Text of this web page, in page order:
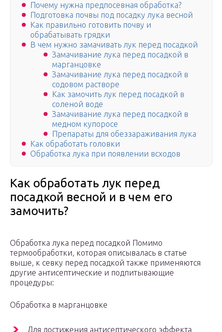
Почему нужна предпосевная обработка?
Подготовка почвы под посадку лука весной
Как правильно готовить почву и
обрабатывать грядки
В чем нужно замачивать лук перед посадкой
Замачивание лука перед посадкой в
марганцовке
Замачивание лука перед посадкой в
содовом растворе
Как замочить лук перед посадкой в
соленой воде
Замачивание лука перед посадкой в
медном купоросе
Препараты для обеззараживания лука
Как обработать головки
Обработка лука при появлении всходов
Как обработать лук перед
посадкой весной и в чем его
замочить?
Обработка лука перед посадкой Помимо
термообработки, которая описывалась в статье
выше, к севку перед посадкой также применяются
другие антисептические и подпитывающие
процедуры:
Обработка в марганцовке
Для достижения антисептического эффекта